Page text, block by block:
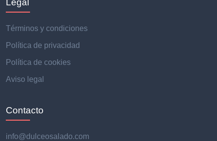
Términos y condiciones
Política de privacidad
Política de cookies
Aviso legal
Contacto
info@dulceosalado.com